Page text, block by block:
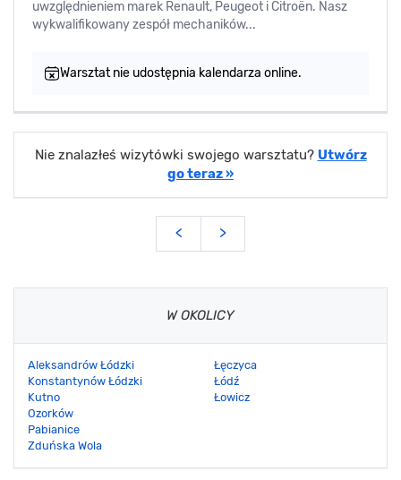
uwzględnieniem marek Renault, Peugeot i Citroën. Nasz
wykwalifikowany zespół mechaników...
Warsztat nie udostępnia kalendarza online.
Nie znalazłeś wizytówki swojego warsztatu? Utwórz
go teraz »
< >
W OKOLICY
Aleksandrów Łódzki
Konstantynów Łódzki
Kutno
Ozorków
Pabianice
Zduńska Wola
Łęczyca
Łódź
Łowicz